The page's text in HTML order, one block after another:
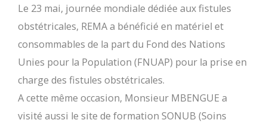
Le 23 mai, journée mondiale dédiée aux fistules
obstétricales, REMA a bénéficié en matériel et
consommables de la part du Fond des Nations
Unies pour la Population (FNUAP) pour la prise en
charge des fistules obstétricales.
A cette même occasion, Monsieur MBENGUE a
visité aussi le site de formation SONUB (Soins